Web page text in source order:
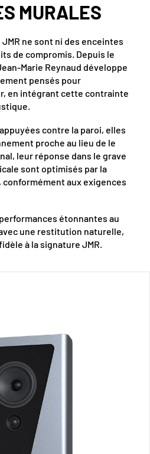
MURALES
ne sont ni des enceintes
de compromis. Depuis le
Marie Reynaud développe
pensés pour
en intégrant cette contrainte
contre la paroi, elles
proche au lieu de le
leur réponse dans le grave
sont optimisés par la
conformément aux exigences
étonnantes au
une restitution naturelle,
à la signature JMR.